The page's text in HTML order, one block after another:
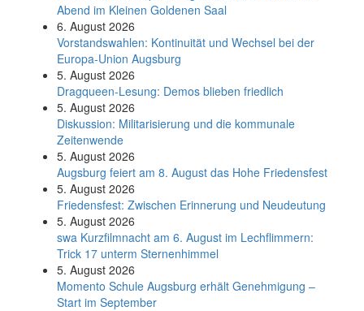
Abend im Kleinen Goldenen Saal
6. August 2026
Vorstandswahlen: Kontinuität und Wechsel bei der
Europa-Union Augsburg
5. August 2026
Dragqueen-Lesung: Demos blieben friedlich
5. August 2026
Diskussion: Mi­li­ta­ri­sie­rung und die kommunale
Zeitenwende
5. August 2026
Augsburg feiert am 8. August das Hohe Friedensfest
5. August 2026
Friedensfest: Zwischen Erinnerung und Neudeutung
5. August 2026
swa Kurz­film­nacht am 6. August im Lech­flim­mern:
Trick 17 unterm Sternen­himmel
5. August 2026
Momento Schule Augsburg erhält Genehmigung –
Start im September